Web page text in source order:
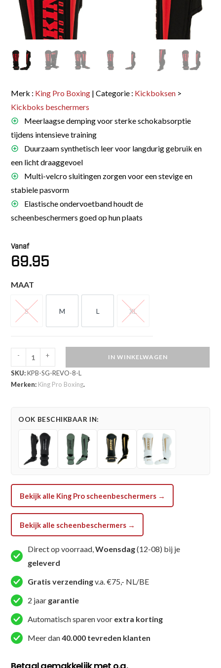
Merk : King Pro Boxing | Categorie : Kickboksen >
Kickboks beschermers
Meerlaagse demping voor sterke schokabsorptie
tijdens intensieve training
Duurzaam synthetisch leer voor langdurig gebruik en
een licht draaggevoel
Multi-velcro sluitingen zorgen voor een stevige en
stabiele pasvorm
Elastische ondervoetband houdt de
scheenbeschermers goed op hun plaats
Vanaf
69.95
MAAT
S
S
M
M
L
L
XL
XL
Pro
Boxing
REVO
aantal
- + IN WINKELWAGEN
SKU:KPB-SG-REVO-8-L
Merken: King Pro Boxing.
OOK BESCHIKBAAR IN:
Bekijk alle King Pro scheenbeschermers →
Bekijk alle scheenbeschermers →
Direct op voorraad,Woensdag(12-08) bij je
geleverd
Gratis verzendingv.a. €75,- NL/BE
2 jaar garantie
Automatisch sparen voor extra korting
Meer dan40.000 tevreden klanten